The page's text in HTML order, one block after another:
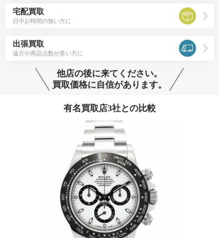
宅配買取
日中お時間の無い方に
出張買取
遠方や商品点数が多い方に
他店の後に来てください。
買取価格に自信があります。
有名買取店3社との比較